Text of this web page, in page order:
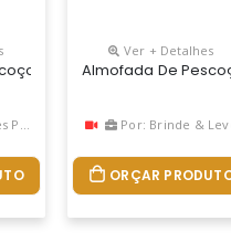
Preto Nas Costas,
Enchimento De Fibra
Inflável Em Pvc Aveludado.
Ver + Detalhes
Almofada De
Por: Brinde &
ORÇAR